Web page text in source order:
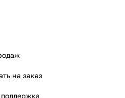
на заказ